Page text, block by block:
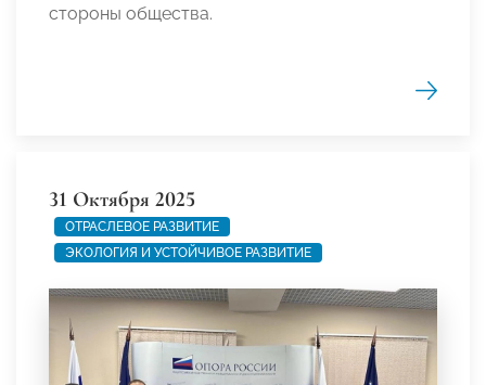
стороны общества.
31 Октября 2025
ОТРАСЛЕВОЕ РАЗВИТИЕ
ЭКОЛОГИЯ И УСТОЙЧИВОЕ РАЗВИТИЕ